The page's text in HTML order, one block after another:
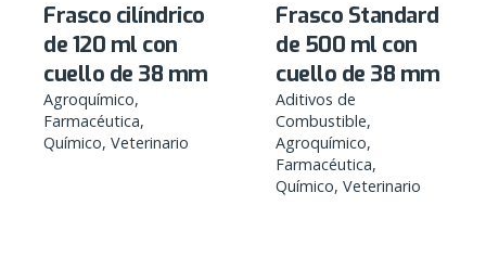
Frasco cilíndrico
de 120 ml con
cuello de 38 mm
Agroquímico
Farmacéutica
Químico Veterinario
Frasco Standard
de 500 ml con
cuello de 38 mm
Aditivos de
Combustible
Agroquímico
Farmacéutica
Químico Veterinario